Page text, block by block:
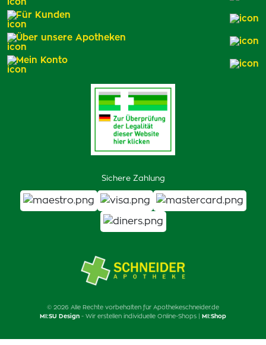
Sichere Zahlung
Für Kunden
Über unsere Apotheken
Mein Konto
© 2026 Alle Rechte vorbehalten für Apothekeschneider.de
MI:SU Design - Wir erstellen individuelle Online-Shops | MI:Shop